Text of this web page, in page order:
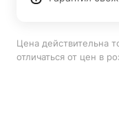
Цена действительна
отличаться от цен в